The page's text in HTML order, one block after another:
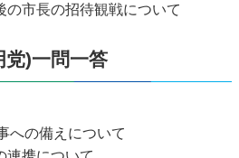
市長の招待観戦について
党)一問一答
への備えについて